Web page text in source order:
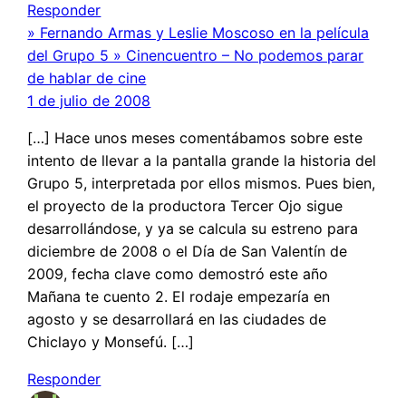
Responder
» Fernando Armas y Leslie Moscoso en la película
del Grupo 5 » Cinencuentro – No podemos parar
de hablar de cine
1 de julio de 2008
[…] Hace unos meses comentábamos sobre este
intento de llevar a la pantalla grande la historia del
Grupo 5, interpretada por ellos mismos. Pues bien,
el proyecto de la productora Tercer Ojo sigue
desarrollándose, y ya se calcula su estreno para
diciembre de 2008 o el Día de San Valentín de
2009, fecha clave como demostró este año
Mañana te cuento 2. El rodaje empezaría en
agosto y se desarrollará en las ciudades de
Chiclayo y Monsefú. […]
Responder